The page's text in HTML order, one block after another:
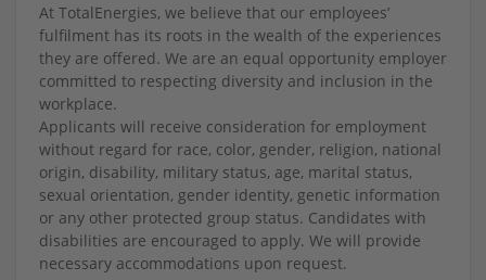
At TotalEnergies, we believe that our employees’
fulfilment has its roots in the wealth of the experiences
they are offered. We are an equal opportunity employer
committed to respecting diversity and inclusion in the
workplace.
Applicants will receive consideration for employment
without regard for race, color, gender, religion, national
origin, disability, military status, age, marital status,
sexual orientation, gender identity, genetic information
or any other protected group status. Candidates with
disabilities are encouraged to apply. We will provide
necessary accommodations upon request.